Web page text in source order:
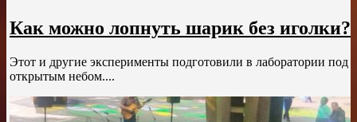
Как можно лопнуть шарик без иголки?
Этот и другие эксперименты подготовили в лаборатории под
открытым небом....